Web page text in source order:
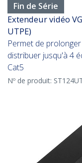
Fin de Série
Extendeur vidéo
UTPE)
Permet de
distribuer jusqu'à 4
Cat5
Nº de produit: